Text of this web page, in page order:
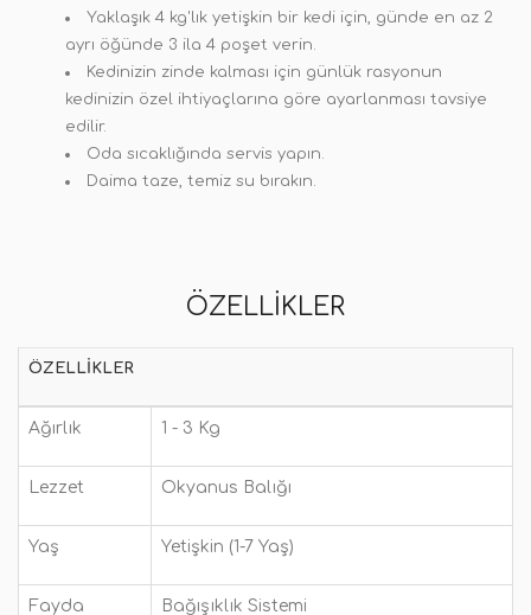
Yaklaşık 4 kg'lık yetişkin bir kedi için, günde en az 2
ayrı öğünde 3 ila 4 poşet verin.
Kedinizin zinde kalması için günlük rasyonun
kedinizin özel ihtiyaçlarına göre ayarlanması tavsiye
edilir.
Oda sıcaklığında servis yapın.
Daima taze, temiz su bırakın.
ÖZELLIKLER
ÖZELLIKLER
Ağırlık 1 - 3 Kg
Lezzet Okyanus Balığı
Yaş Yetişkin (1-7 Yaş)
Fayda Bağışıklık Sistemi